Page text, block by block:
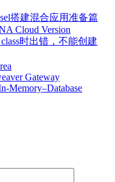
搭建混合应用准备篇
Cloud Version
时出错，不能创建
Gateway
Memory–Database